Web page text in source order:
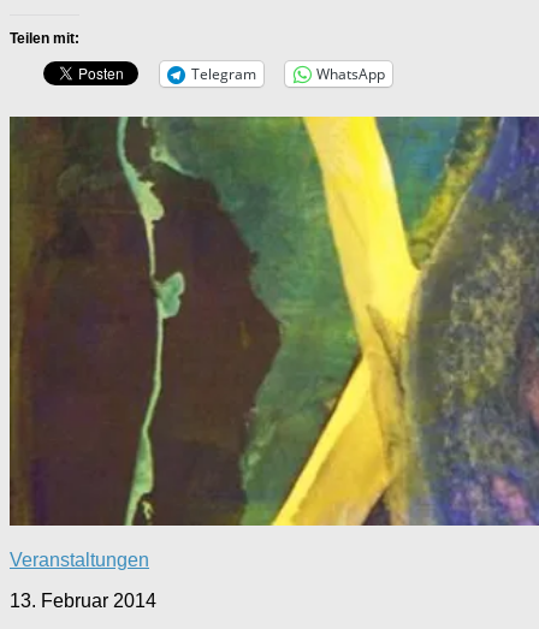
Teilen mit:
Telegram WhatsApp
Veranstaltungen
13. Februar 2014